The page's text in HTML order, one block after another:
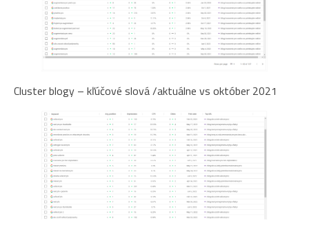
Cluster blogy – kľúčové slová /aktuálne vs október 2021